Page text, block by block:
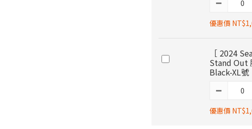
優惠價
［ 2024
Stand Out
Black-XL號
優惠價